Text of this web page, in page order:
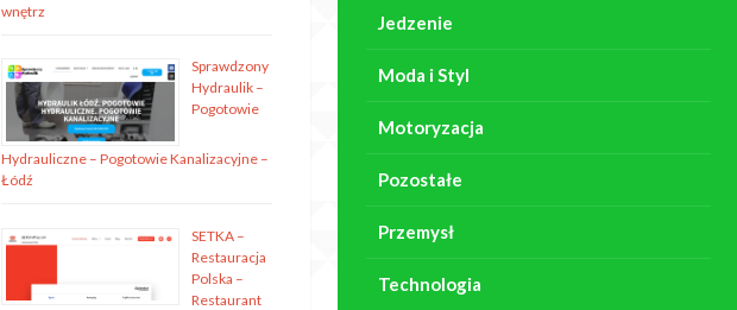
Jedzenie
Moda i Styl
Motoryzacja
Pozostałe
Przemysł
Technologia
wnętrz
Sprawdzony
Hydraulik –
Pogotowie
Hydrauliczne – Pogotowie Kanalizacyjne –
Łódź
SETKA –
Restauracja
Polska –
Restaurant